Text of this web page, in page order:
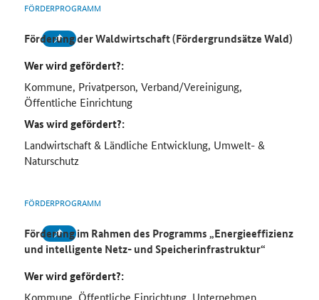
FÖRDERPROGRAMM
Förderung der Waldwirtschaft (Fördergrundsätze Wald)
Wer wird gefördert?:
Kommune, Privatperson, Verband/Vereinigung,
Öffentliche Einrichtung
Was wird gefördert?:
Landwirtschaft & Ländliche Entwicklung, Umwelt- &
Naturschutz
FÖRDERPROGRAMM
Förderung im Rahmen des Programms „Energieeffizienz
und intelligente Netz- und Speicherinfrastruktur“
Wer wird gefördert?:
Kommune, Öffentliche Einrichtung, Unternehmen,